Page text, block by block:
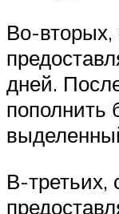
Во-
дней.
пополнить
В-третьих,